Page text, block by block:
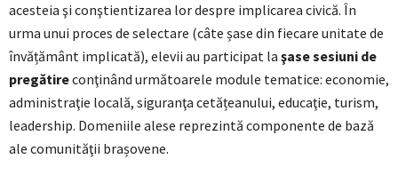
acesteia şi conştientizarea lor despre implicarea civică. În
urma unui proces de selectare (câte șase din fiecare unitate de
învățământ implicată), elevii au participat la şase sesiuni de
pregătireconţinând următoarele module tematice: economie,
administraţie locală, siguranţa cetățeanului, educaţie, turism,
leadership. Domeniile alese reprezintă componente de bază
ale comunităţii brașovene.